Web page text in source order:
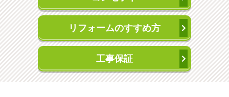
リフォームのすすめ方
工事保証